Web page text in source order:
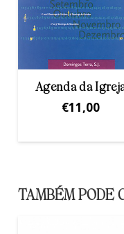
Agenda da
€11,00
TAMBÉM PODE